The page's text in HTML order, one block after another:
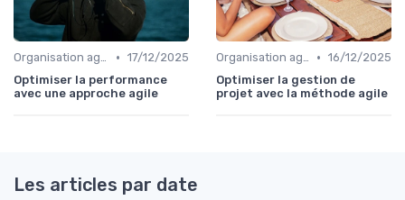
Organisation agile & scalable • 17/12/2025
Optimiser la performance
avec une approche agile
Organisation agile & scalable • 16/12/2025
Optimiser la gestion de
projet avec la méthode agile
Les articles par date